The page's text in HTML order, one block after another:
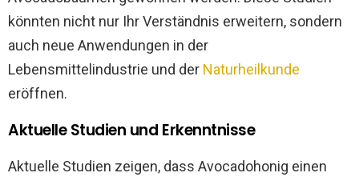
könnten nicht nur Ihr Verständnis erweitern, sondern
auch neue Anwendungen in der
Lebensmittelindustrie und der Naturheilkunde
eröffnen.
Aktuelle Studien und Erkenntnisse
Aktuelle Studien zeigen, dass Avocadohonig einen